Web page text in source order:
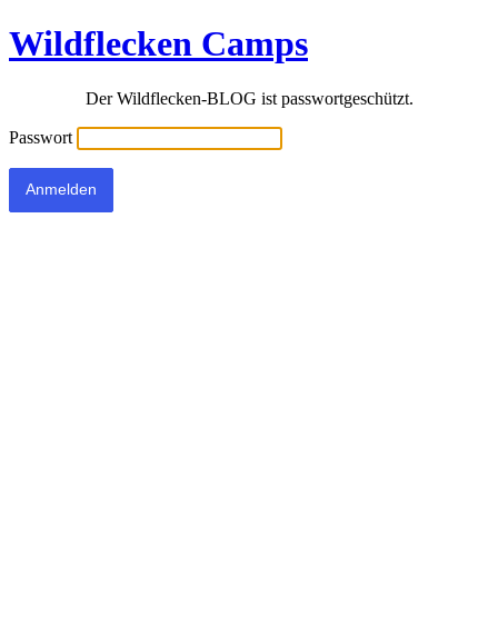
Wildflecken Camps
Der Wildflecken-BLOG ist passwortgeschützt.
Passwort